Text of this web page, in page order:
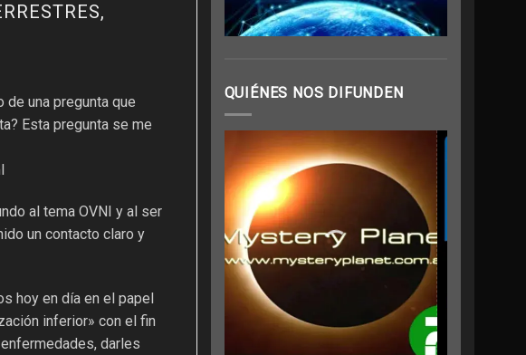
una pregunta que
Esta pregunta se me
al tema OVNI y al ser
un contacto claro y
hoy en día en el papel
inferior» con el fin
darles
QUIÉNES NOS DIFUNDEN